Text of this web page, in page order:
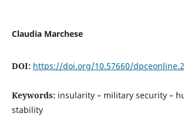
Claudia Marchese
DOI: https://doi.org/10.57660/
Keywords: insularity – military security –
stability